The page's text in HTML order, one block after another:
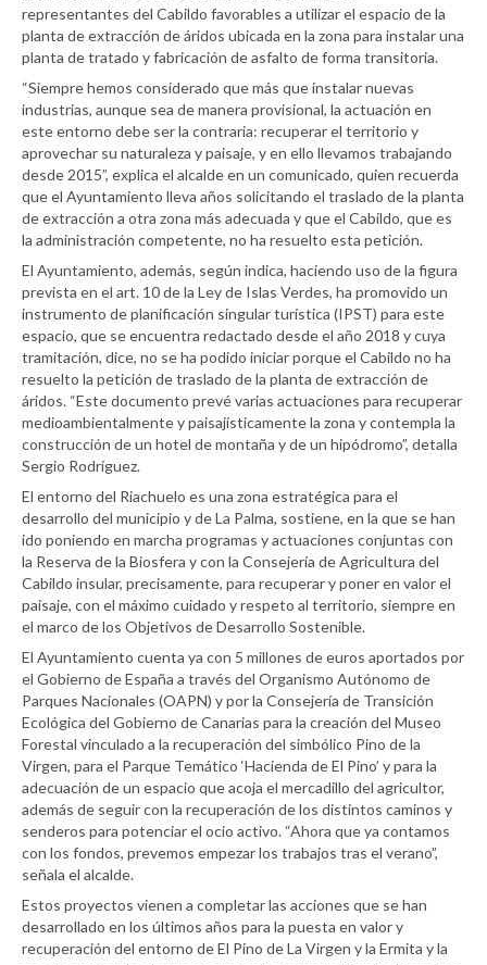
representantes del Cabildo favorables a utilizar el espacio de la
planta de extracción de áridos ubicada en la zona para instalar una
planta de tratado y fabricación de asfalto de forma transitoria.
“Siempre hemos considerado que más que instalar nuevas
industrias, aunque sea de manera provisional, la actuación en
este entorno debe ser la contraria: recuperar el territorio y
aprovechar su naturaleza y paisaje, y en ello llevamos trabajando
desde 2015”, explica el alcalde en un comunicado, quien recuerda
que el Ayuntamiento lleva años solicitando el traslado de la planta
de extracción a otra zona más adecuada y que el Cabildo, que es
la administración competente, no ha resuelto esta petición.
El Ayuntamiento, además, según indica, haciendo uso de la figura
prevista en el art. 10 de la Ley de Islas Verdes, ha promovido un
instrumento de planificación singular turística (IPST) para este
espacio, que se encuentra redactado desde el año 2018 y cuya
tramitación, dice, no se ha podido iniciar porque el Cabildo no ha
resuelto la petición de traslado de la planta de extracción de
áridos. “Este documento prevé varias actuaciones para recuperar
medioambientalmente y paisajísticamente la zona y contempla la
construcción de un hotel de montaña y de un hipódromo”, detalla
Sergio Rodríguez.
El entorno del Riachuelo es una zona estratégica para el
desarrollo del municipio y de La Palma, sostiene, en la que se han
ido poniendo en marcha programas y actuaciones conjuntas con
la Reserva de la Biosfera y con la Consejería de Agricultura del
Cabildo insular, precisamente, para recuperar y poner en valor el
paisaje, con el máximo cuidado y respeto al territorio, siempre en
el marco de los Objetivos de Desarrollo Sostenible.
El Ayuntamiento cuenta ya con 5 millones de euros aportados por
el Gobierno de España a través del Organismo Autónomo de
Parques Nacionales (OAPN) y por la Consejería de Transición
Ecológica del Gobierno de Canarias para la creación del Museo
Forestal vinculado a la recuperación del simbólico Pino de la
Virgen, para el Parque Temático ‘Hacienda de El Pino’ y para la
adecuación de un espacio que acoja el mercadillo del agricultor,
además de seguir con la recuperación de los distintos caminos y
senderos para potenciar el ocio activo. “Ahora que ya contamos
con los fondos, prevemos empezar los trabajos tras el verano”,
señala el alcalde.
Estos proyectos vienen a completar las acciones que se han
desarrollado en los últimos años para la puesta en valor y
recuperación del entorno de El Pino de La Virgen y la Ermita y la